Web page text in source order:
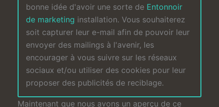
bonne idée d'avoir une sorte de Entonnoir
de marketing installation. Vous souhaiterez
soit capturer leur e-mail afin de pouvoir leur
envoyer des mailings à l'avenir, les
encourager à vous suivre sur les réseaux
sociaux et/ou utiliser des cookies pour leur
proposer des publicités de reciblage.
Maintenant que nous avons un aperçu de ce